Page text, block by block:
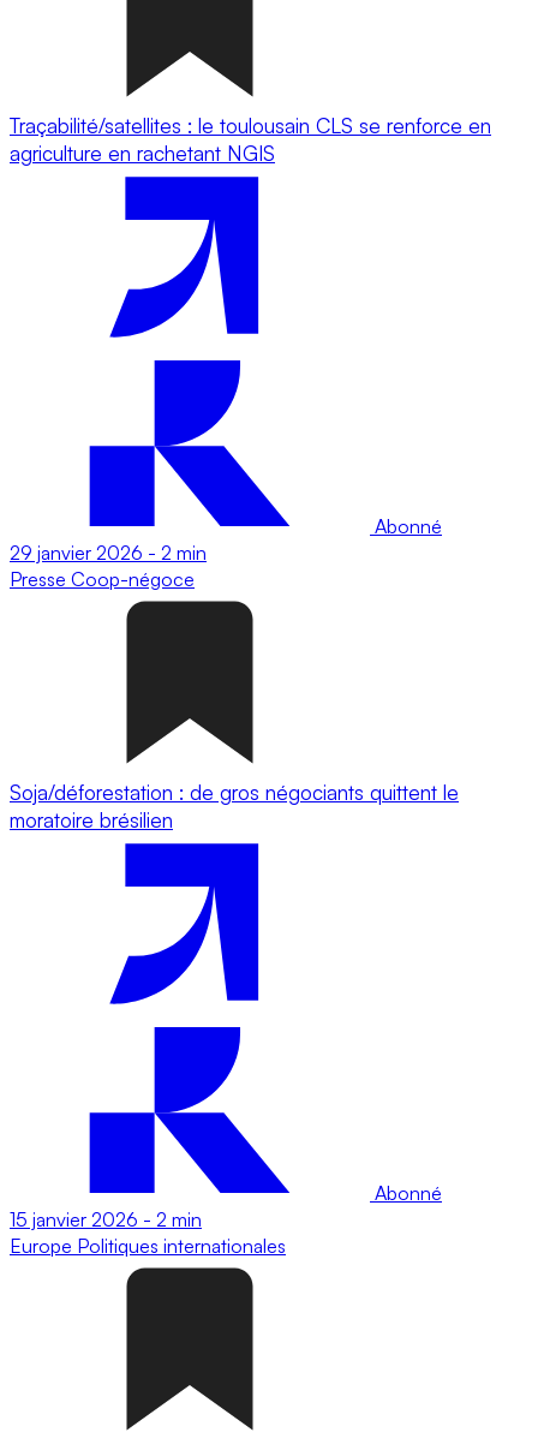
Traçabilité/satellites : le toulousain CLS se renforce en
agriculture en rachetant NGIS
Abonné
29 janvier 2026 - 2 min
Presse Coop-négoce
Soja/déforestation : de gros négociants quittent le
moratoire brésilien
Abonné
15 janvier 2026 - 2 min
Europe Politiques internationales